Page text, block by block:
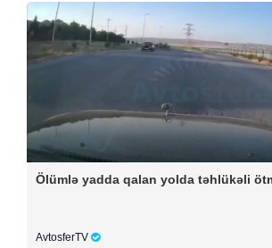
Ölümlə yadda qalan yolda təhlükəli
AvtosferTV